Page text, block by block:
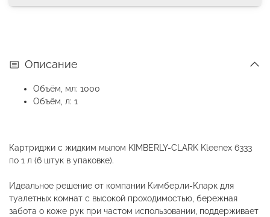
Описание
Объём, мл: 1000
Объём, л: 1
Картриджи с жидким мылом KIMBERLY-CLARK Kleenex 6333
по 1 л (6 штук в упаковке).
Идеальное решение от компании Кимберли-Кларк для
туалетных комнат с высокой проходимостью, бережная
забота о коже рук при частом использовании, поддерживает